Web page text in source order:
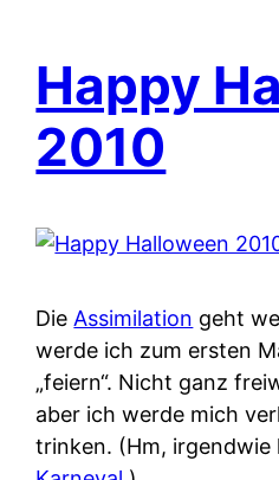
Happy
2010
Die Assimilation geht
werde ich zum ersten
„feiern“. Nicht ganz
aber ich werde mich
trinken. (Hm, irgendwie